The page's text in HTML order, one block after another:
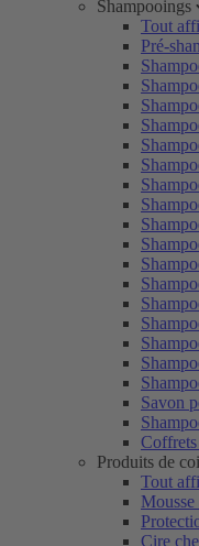
Shampooings
Tout
Pré-
Savon
Produits de
Tout
Cire